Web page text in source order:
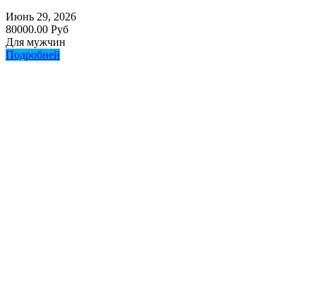
Июнь 29, 2026
80000.00 Руб
Для мужчин
Подробней